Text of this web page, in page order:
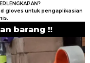
gloves untuk pengaplikasian
barang !!